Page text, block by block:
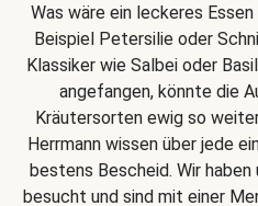
Was wäre ein leckeres
Beispiel Petersilie oder
Klassiker wie Salbei oder
angefangen, könnte die
Kräutersorten ewig so
Herrmann wissen über jede
bestens Bescheid. Wir
besucht und sind mit einer